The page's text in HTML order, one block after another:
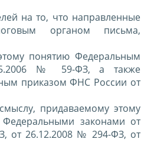
на то, что направленные
органом письма,
понятию Федеральным
№ 59-ФЗ, а также
приказом ФНС России от
придаваемому этому
законами от
от 26.12.2008 № 294-ФЗ, от